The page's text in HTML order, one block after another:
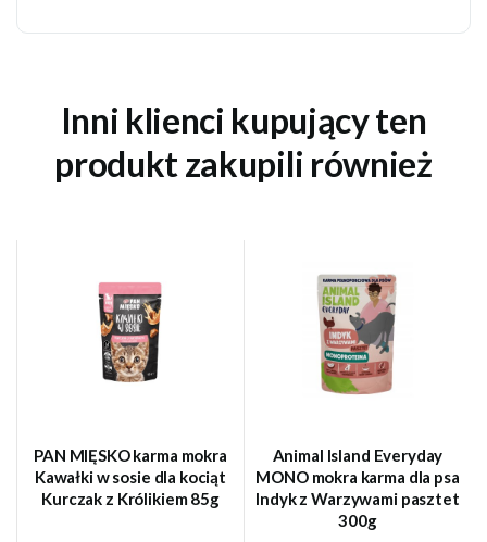
Inni klienci kupujący ten
produkt zakupili również
PAN MIĘSKO karma mokra
Kawałki w sosie dla kociąt
Kurczak z Królikiem 85g
Animal Island Everyday
MONO mokra karma dla psa
Indyk z Warzywami pasztet
300g